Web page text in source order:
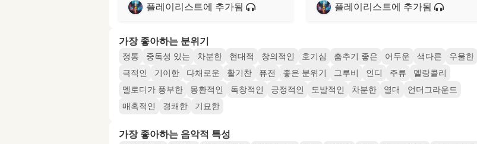
플레이리스트에 추가됨 플레이리스트에 추가됨
가장 좋아하는 분위기
정통 중독성 있는 차분한 현대적 창의적인 호기심 춤추기 좋은 어두운 색다른
우울한
극적인
기이한 다채로운 활기찬 퓨전 좋은 분위기 그루비 인디 주류
멜랑콜리
멜로디가 풍부한
몽환적인 독창적인 긍정적인 도발적인 차분한 열대
언더그라운드
매혹적인
경쾌한 기묘한
가장 좋아하는 음악적 특성